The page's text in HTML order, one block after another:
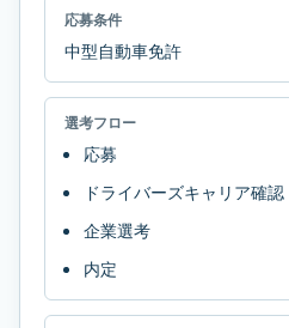
応募条件
中型自動車免許
選考フロー
応募
ドライバーズキャリア確認
企業選考
内定